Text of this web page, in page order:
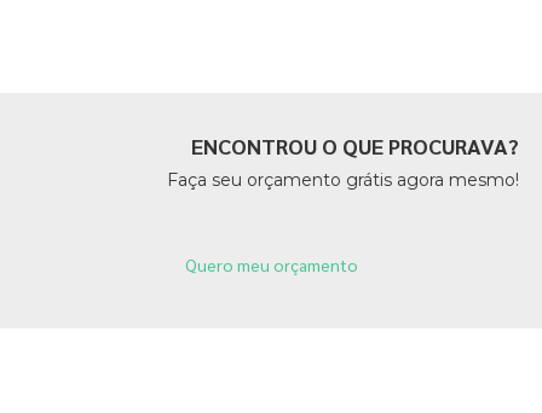
ENCONTROU O QUE PROCURAVA?
Faça seu orçamento grátis agora mesmo!
Quero meu orçamento